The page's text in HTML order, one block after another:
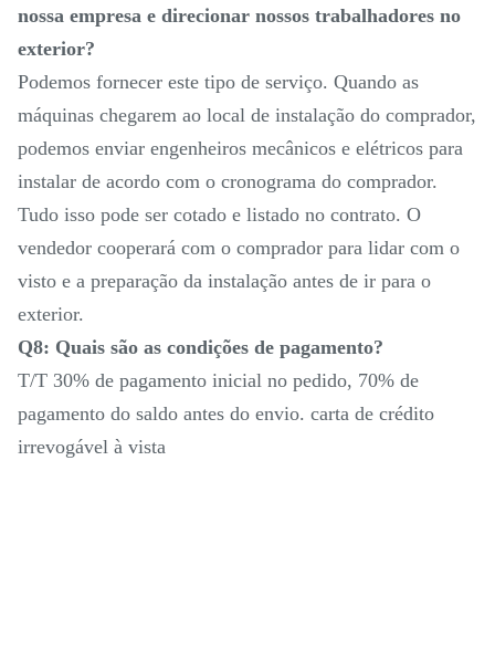
nossa empresa e direcionar nossos trabalhadores no
exterior?
Podemos fornecer este tipo de serviço. Quando as
máquinas chegarem ao local de instalação do comprador,
podemos enviar engenheiros mecânicos e elétricos para
instalar de acordo com o cronograma do comprador.
Tudo isso pode ser cotado e listado no contrato. O
vendedor cooperará com o comprador para lidar com o
visto e a preparação da instalação antes de ir para o
exterior.
Q8: Quais são as condições de pagamento?
T/T 30% de pagamento inicial no pedido, 70% de
pagamento do saldo antes do envio. carta de crédito
irrevogável à vista